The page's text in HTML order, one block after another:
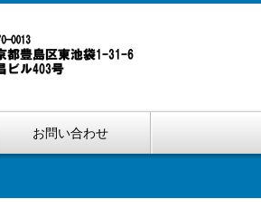
お問い合わせ